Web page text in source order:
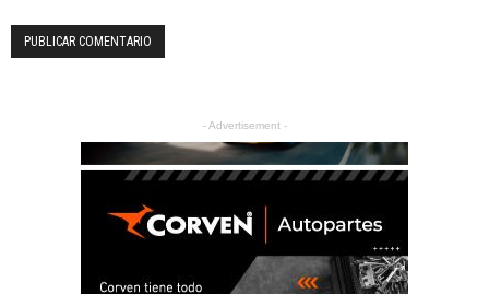
- Advertisement -